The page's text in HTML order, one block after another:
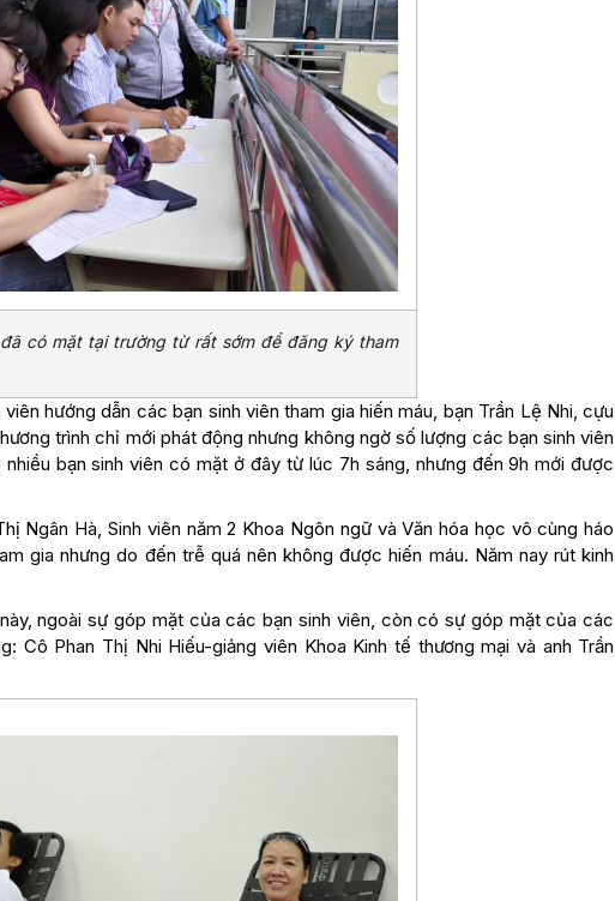
có mặt tại trường từ rất sớm để đăng ký tham
hướng dẫn các bạn sinh viên tham gia hiến máu, bạn Trần Lệ Nhi, cựu
trình chỉ mới phát động nhưng không ngờ số lượng các bạn sinh viên
bạn sinh viên có mặt ở đây từ lúc 7h sáng, nhưng đến 9h mới được
Ngân Hà, Sinh viên năm 2 Khoa Ngôn ngữ và Văn hóa học vô cùng háo
gia nhưng do đến trễ quá nên không được hiến máu. Năm nay rút kinh
ngoài sự góp mặt của các bạn sinh viên, còn có sự góp mặt của các
Cô Phan Thị Nhi Hiếu-giảng viên Khoa Kinh tế thương mại và anh Trần